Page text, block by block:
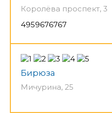
Королёва проспект, 3
4959676767
Бирюза
Мичурина, 25